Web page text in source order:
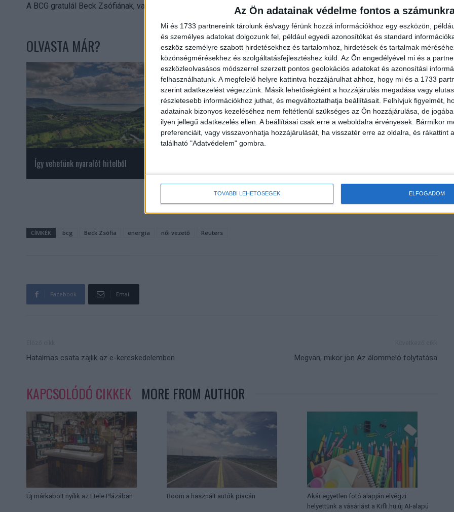
Az Ön adatainak védelme fontos a
Mi és 1733 partnereink tárolunk és/vagy férünk hozzá információkhoz egy eszközön,
és személyes adatokat dolgozunk fel, például egyedi azonosítókat és standard
eszköz személyre szabott hirdetésekhez és tartalomhoz, hirdetések és tartalmak
közönségmérésekhez és szolgáltatásfejlesztéshez küld. Az Ön engedélyével mi és a
eszközleolvasásos módszerrel szerzett pontos geolokációs adatokat és azonosítási
felhasználhatunk. A megfelelő helyre kattintva hozzájárulhat ahhoz, hogy mi és a 1733
szerint adatkezelést végezzünk. Másik lehetőségként a hozzájárulás megadása vagy
részletesebb információkhoz juthat, és megváltoztathatja beállításait. Felhívjuk figyelmét,
adatainak bizonyos kezeléséhez nem feltétlenül szükséges az Ön hozzájárulása, de
ilyen jellegű adatkezelés ellen. A beállításai csak erre a weboldalra érvényesek. Bármikor
preferenciáit, vagy visszavonhatja hozzájárulását, ha visszatér erre az oldalra, és rákattint
található "Adatvédelem" gombra.
TOVÁBBI LEHETŐSÉGEK ELFOGADOM
A BCG gratulál Beck Zsófiának, valamint a Reuters listáján szereplő összes hölgynek.
OLVASTA MÁR?
Így vehetünk nyaralót hitelből
érkezik a mozikba
CÍMKÉK bcg Beck Zsófia energia női vezető Reuters
Facebook Email
Hatalmas csata zajlik az e-kereskedelemben Megvan, mikor jön Az álommeló folytatása
KAPCSOLÓDÓ CIKKEK MORE FROM AUTHOR
Új márkabolt nyílik az Etele Plázában Boom a használt autók piacán
Akár egyetlen fotó alapján elvégzi
helyettünk a vásárlást a Kifli.hu új AI-alapú